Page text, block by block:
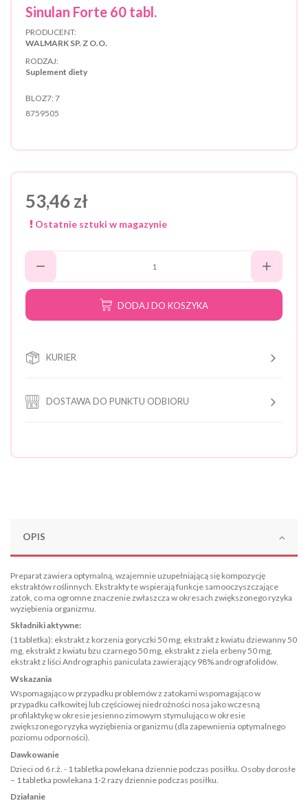
Sinulan Forte 60 tabl.
PRODUCENT:
WALMARK SP. Z O.O.
RODZAJ:
Suplement diety
BLOZ7: 7
8759505
53,46 zł
Ostatnie sztuki w magazynie
DODAJ DO KOSZYKA
KURIER
DOSTAWA DO PUNKTU ODBIORU
OPIS
Preparat zawiera optymalną, wzajemnie uzupełniającą się kompozycję
ekstraktów roślinnych. Ekstrakty te wspierają funkcje samooczyszczające
zatok, co ma ogromne znaczenie zwłaszcza w okresach zwiększonego ryzyka
wyziębienia organizmu.
Składniki aktywne:
(1 tabletka): ekstrakt z korzenia goryczki 50 mg, ekstrakt z kwiatu dziewanny 50
mg, ekstrakt z kwiatu bzu czarnego 50 mg, ekstrakt z ziela erbeny 50 mg,
ekstrakt z liści Andrographis paniculata zawierający 98% andrografolidów.
Wskazania
Wspomagająco w przypadku problemów z zatokami wspomagająco w
przypadku całkowitej lub częściowej niedrożności nosa jako wczesną
profilaktykę w okresie jesienno zimowym stymulująco w okresie
zwiększonego ryzyka wyziębienia organizmu (dla zapewnienia optymalnego
poziomu odporności).
Dawkowanie
Dzieci od 6 r.ż. - 1 tabletka powlekana dziennie podczas posiłku. Osoby dorosłe
– 1 tabletka powlekana 1-2 razy dziennie podczas posiłku.
Działanie